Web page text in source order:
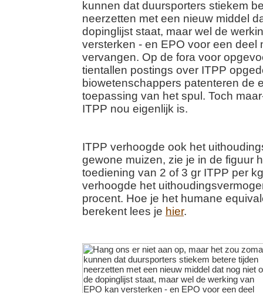
ITPP verhoogde ook het
gewone muizen, zie je in de figuur
toediening van 2 of 3 gr ITPP per
verhoogde het
procent. Hoe je het humane
berekent lees je hier.